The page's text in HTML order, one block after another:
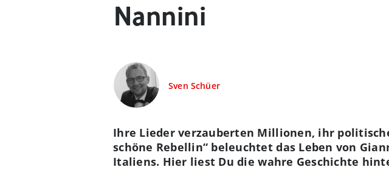
Nannini
Sven Schüer
Ihre Lieder verzauberten Millionen, ihr
schöne Rebellin“ beleuchtet das Leben von
Italiens. Hier liest Du die wahre Geschichte